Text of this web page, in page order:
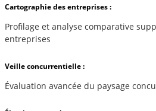
Cartographie des entreprises :
Profilage et analyse comparative
entreprises
Veille concurrentielle :
Évaluation avancée du paysage